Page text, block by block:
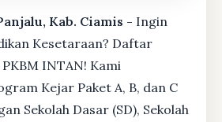
Kab. Ciamis - Ingin
Kesetaraan? Daftar
INTAN! Kami
Kejar Paket A, B, dan C
Sekolah Dasar (SD), Sekolah